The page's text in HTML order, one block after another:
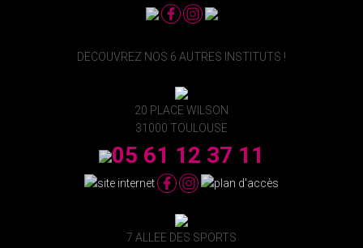
DECOUVREZ NOS 6 AUTRES INSTITUTS !
20 PLACE WILSON
31000 TOULOUSE
05 61 12 37 11
7 ALLEE DES SPORTS